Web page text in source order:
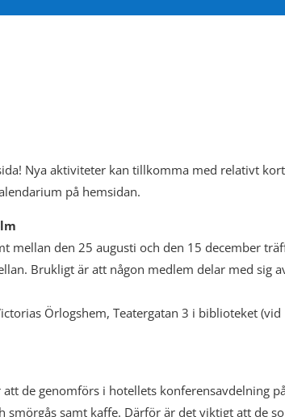
Nya aktiviteter kan tillkomma med relativt kort
på hemsidan.
mellan den 25 augusti och den 15 december
Brukligt är att någon medlem delar med sig
Örlogshem, Teatergatan 3 i biblioteket (vid
de genomförs i hotellets konferensavdelning
samt kaffe. Därför är det viktigt att de